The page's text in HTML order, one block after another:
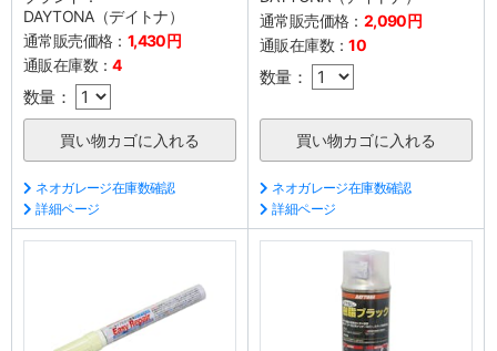
DAYTONA（デイトナ）
通常販売価格： 1,430円
通販在庫数：4
数量：
ネオガレージ在庫数確認
詳細ページ
通常販売価格： 2,090円
通販在庫数：10
数量：
ネオガレージ在庫数確認
詳細ページ